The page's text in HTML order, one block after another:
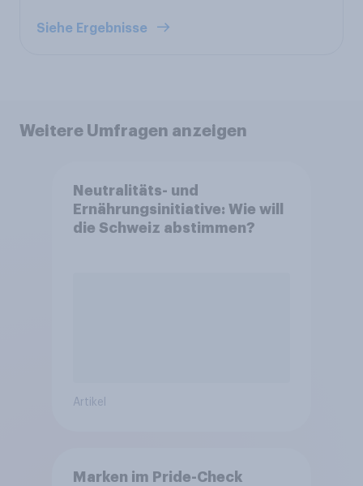
Siehe Ergebnisse
Weitere Umfragen anzeigen
Neutralitäts- und
Ernährungsinitiative: Wie will
die Schweiz abstimmen?
Artikel
Marken im Pride-Check